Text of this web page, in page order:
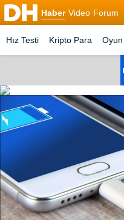
Haber Video Forum
Hız Testi Kripto Para Oyun